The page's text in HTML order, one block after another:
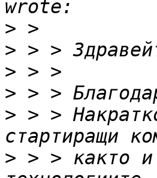
>
>
>
>
> > >
> > > както